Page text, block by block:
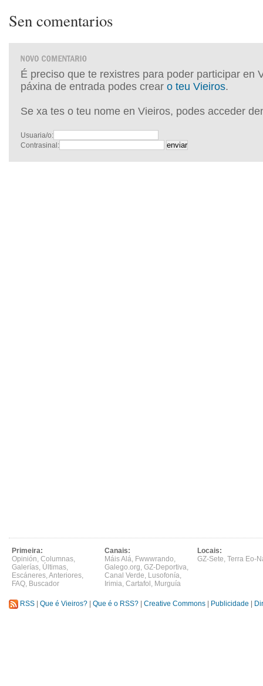
Sen comentarios
É preciso que te rexistres para poder participar en
páxina de entrada podes crear o teu Vieiros.
Se xa tes o teu nome en Vieiros, podes acceder
Usuaria/o:
Contrasinal:
Primeira:
Opinión, Columnas,
Galerías, Últimas,
Escáneres,Anteriores,
FAQ, Buscador
Canais:
Máis Alá, Fwwwrando,
Galego.org, GZ-Deportiva,
Canal Verde, Lusofonía,
Irimia, Cartafol , Murguía
Locais:
GZ-Sete, Terra Eo-
RSS Que é Vieiros? Que é o RSS? Creative Commons Publicidade